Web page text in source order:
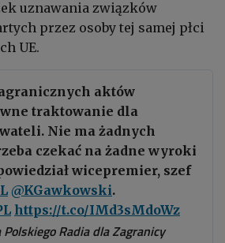
uznawania związków
przez osoby tej samej płci
UE.
aktów
traktowanie dla
Nie ma żadnych
czekać na żadne wyroki
wicepremier, szef
@KGawkowski.
https://t.co/IMd3sMdoWz
Radia dla Zagranicy